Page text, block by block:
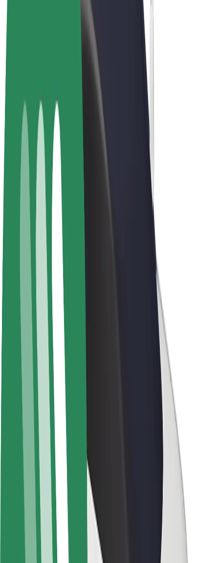
Bolt Drive
Biznes üçün Bolt
Elektrikli velosipedlər
Bolt Plus
Bolt ilə pul qazanın
Sürücülər
Sürücü qazancı
Kuryerlər
Kuryer qazancı
Bolt Food təchizatçıları
Sahibkarlar
Françayzinq
Şirkət
Vakansiyalar
Bolt haqqında
Bolt-da davamlılıq
Project Zero
Bloq
Xəbər otağı
Brend təlimatları
Missiya
İnvestorlarla əlaqələr
Rəhbərlik
Brend
Media
Urban Fondu